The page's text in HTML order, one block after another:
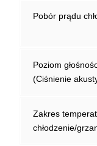
Pobór prądu
Poziom
(Ciśnienie
Zakres
chłodzenie/